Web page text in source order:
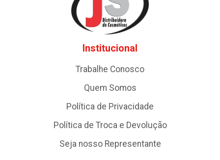
Institucional
Trabalhe Conosco
Quem Somos
Política de Privacidade
Política de Troca e Devolução
Seja nosso Representante